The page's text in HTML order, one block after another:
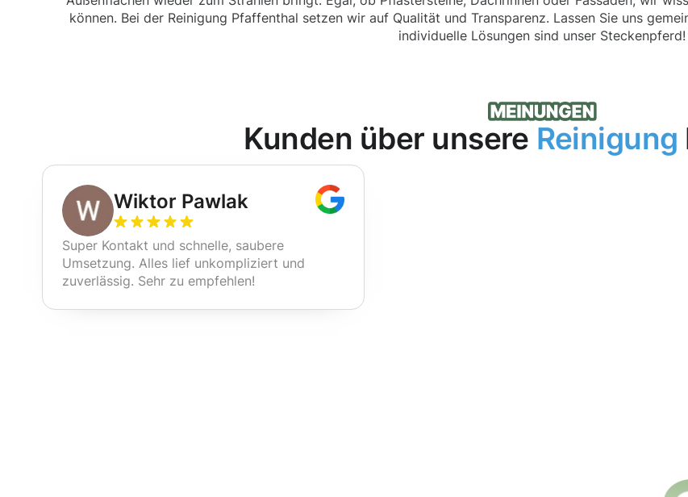
können. Bei der Reinigung Pfaffenthal setzen wir auf Qualität und Transparenz. Lassen Sie uns
individuelle Lösungen sind unser Steckenpferd!
Kunden über unsere Reinigung
Wiktor Pawlak
Super Kontakt und schnelle, saubere
Umsetzung. Alles lief unkompliziert und
zuverlässig. Sehr zu empfehlen!